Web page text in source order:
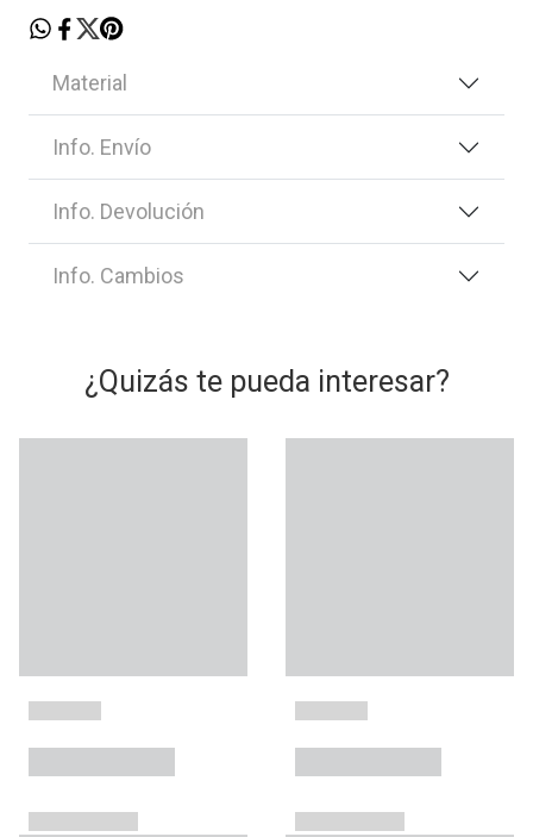
Material
Info. Envío
Info. Devolución
Info. Cambios
¿Quizás te pueda interesar?